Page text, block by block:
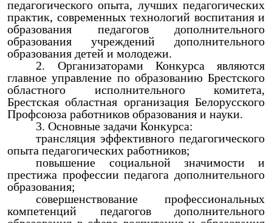
педагогического опыта, лучших педагогических
практик, современных технологий воспитания и
образования педагогов дополнительного
образования учреждений дополнительного
образования детей и молодежи.
Организаторами Конкурса являются
главное управление по образованию Брестского
областного исполнительного комитета,
Брестская областная организация Белорусского
Профсоюза работников образования и науки.
Основные задачи Конкурса:
трансляция эффективного педагогического
опыта педагогических работников;
повышение социальной значимости и
престижа профессии педагога дополнительного
образования;
совершенствование профессиональных
компетенций педагогов дополнительного